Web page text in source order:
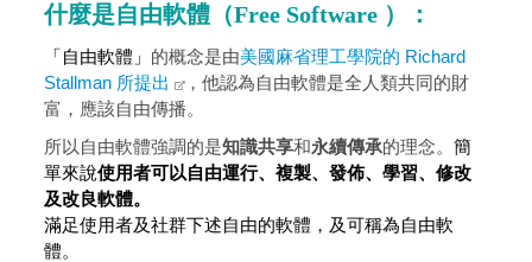
什麼是自由軟體（Free Software ）：
「自由軟體」 的概念是由美國麻省理工學院的 Richard
Stallman 所提出
，他認為自由軟體是全人類共同的財
富，應該自由傳播。
所以自由軟體強調的是知識共享和永續傳承的理念。簡
單來說使用者可以自由運行、複製、發佈、學習、修改
及改良軟體。
滿足使用者及社群下述自由的軟體，及可稱為自由軟
體。